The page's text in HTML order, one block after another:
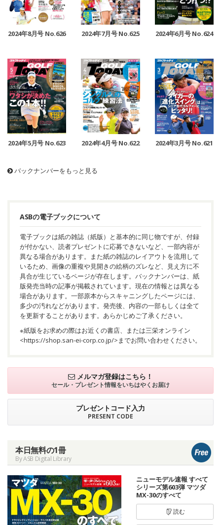
2024年8月号 No.626 2024年7月号 No.625 2024年6月号 No.624
2024年5月号 No.623 2024年4月号 No.622 2024年3月号 No.621
バックナンバーをもっと見る
ASBの電子ブックについて
電子ブックは紙の雑誌（紙版）と基本的に同じ物ですが、付録
が付かない、読者プレゼントに応募できないなど、一部内容が
異なる場合があります。また紙の雑誌のレイアウトを流用して
いるため、画像の重複や見開きの絵柄のズレなど、見え方に不
具合が生じているページが存在します。バックナンバーは、紙
版発売当時の記事が掲載されています。現在の情報とは異なる
場合があります。一部原本からスキャニングしたページには、
多少の汚れなどがあります。発売後、内容の一部もしくは全て
を更新することがあります。あらかじめご了承ください。
※紙版をお求めの際はお近くの書店、または三栄オンライン
<https://shop.san-ei-corp.co.jp/>までお問い合わせください。
メルマガ登録はこちら！
セール・プレゼント情報をいちはやくお届け
プレゼントコード入力
PRESENT CODE
本日無料の1冊
By ASB Digital Library
ニューモデル速報 すべて
シリーズ第603弾 マツダ
MX-30のすべて
読む